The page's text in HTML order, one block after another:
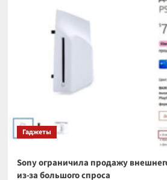
Гаджеты
Sony ограничила продажу
из-за большого спроса